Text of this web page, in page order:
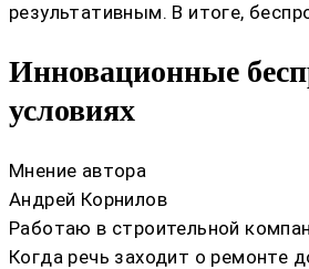
результативным. В итоге,
Инновационные
условиях
Мнение автора
Андрей Корнилов
Работаю в строительной
Когда речь заходит о ремонте